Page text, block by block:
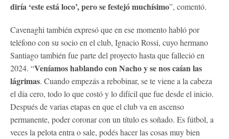
diría ‘este está loco’, pero se festejó muchísimo”, comentó.
Cavenaghi también expresó que en ese momento habló por
teléfono con su socio en el club, Ignacio Rossi, cuyo hermano
Santiago también fue parte del proyecto hasta que falleció en
2024. “Veníamos hablando con Nacho y se nos caían las
lágrimas. Cuando empezás a rebobinar, se te viene a la cabeza
el día cero, todo lo que costó y lo difícil que fue desde el inicio.
Después de varias etapas en que el club va en ascenso
permanente, poder coronar con un título es soñado. Es fútbol, a
veces la pelota entra o sale, podés hacer las cosas muy bien